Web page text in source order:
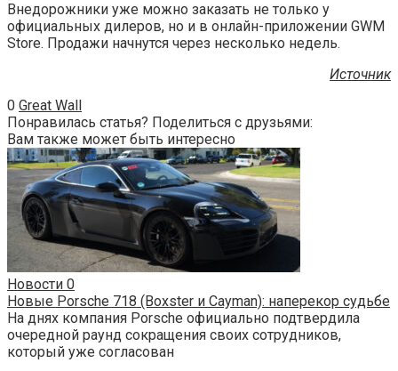
Внедорожники уже можно заказать не только у
официальных дилеров, но и в онлайн-приложении GWM
Store. Продажи начнутся через несколько недель.
Источник
0 Great Wall
Понравилась статья? Поделиться с друзьями:
Вам также может быть интересно
Новости 0
Новые Porsche 718 (Boxster и Cayman): наперекор судьбе
На днях компания Porsche официально подтвердила
очередной раунд сокращения своих сотрудников,
который уже согласован